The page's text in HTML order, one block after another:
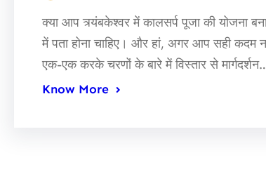
क्या आप त्र्यंबकेश्वर में कालसर्प पूजा की योजना
में पता होना चाहिए। और हां, अगर आप सही कदम
एक-एक करके चरणों के बारे में विस्तार से
Know More